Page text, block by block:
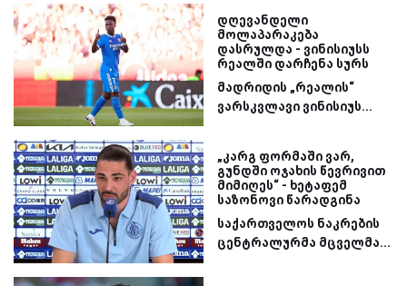
დღევანდელი
მოლაპარაკება
დასრულდა - ვინისიუსს
რეალში დარჩენა სურს
მადრიდის „რეალის“
ვარსკვლავი ვინისიუს...
„კარგ ფორმაში ვარ,
გუნდში ოჯახის წევრივით
მიმიღეს“ - ხეტაფემ
საზონოვი წარადგინა
საქართველოს ნაკრების
ცენტრალურმა მცველმა...